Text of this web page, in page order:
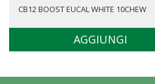
CB12 BOOST EUCAL WHITE 10CHEW
AGGIUNGI